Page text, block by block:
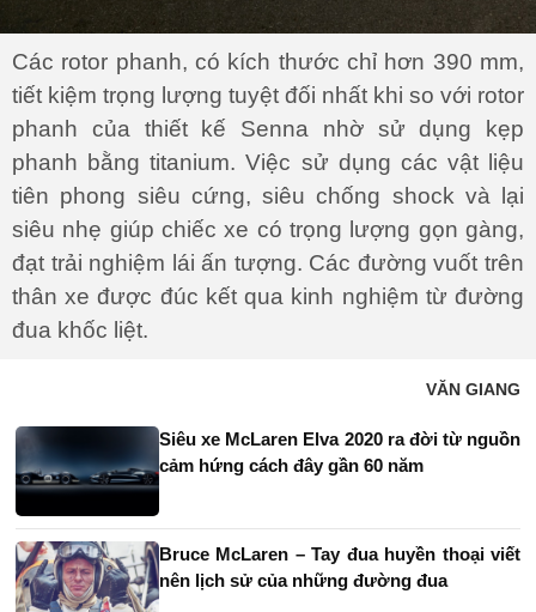
Các rotor phanh, có kích thước chỉ hơn 390 mm,
tiết kiệm trọng lượng tuyệt đối nhất khi so với rotor
phanh của thiết kế Senna nhờ sử dụng kẹp
phanh bằng titanium. Việc sử dụng các vật liệu
tiên phong siêu cứng, siêu chống shock và lại
siêu nhẹ giúp chiếc xe có trọng lượng gọn gàng,
đạt trải nghiệm lái ấn tượng. Các đường vuốt trên
thân xe được đúc kết qua kinh nghiệm từ đường
đua khốc liệt.
VĂN GIANG
Siêu xe McLaren Elva 2020 ra đời từ nguồn
cảm hứng cách đây gần 60 năm
Bruce McLaren – Tay đua huyền thoại viết
nên lịch sử của những đường đua